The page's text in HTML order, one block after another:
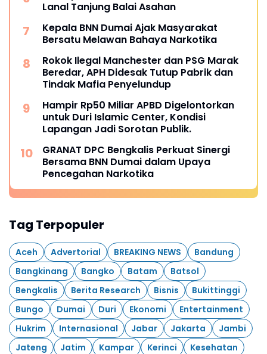
Lanal Tanjung Balai Asahan
Kepala BNN Dumai Ajak Masyarakat
Bersatu Melawan Bahaya Narkotika
Rokok Ilegal Manchester dan PSG Marak
Beredar, APH Didesak Tutup Pabrik dan
Tindak Mafia Penyelundup
Hampir Rp50 Miliar APBD Digelontorkan
untuk Duri Islamic Center, Kondisi
Lapangan Jadi Sorotan Publik.
GRANAT DPC Bengkalis Perkuat Sinergi
Bersama BNN Dumai dalam Upaya
Pencegahan Narkotika
Tag Terpopuler
Aceh Advertorial BREAKING NEWS
Bandung
Bangkinang
Bangko Batam
Batsol
Bengkalis
Berita Research Bisnis
Bukittinggi
Bungo
Dumai Duri Ekonomi
Entertainment
Hukrim
Internasional Jabar Jakarta
Jambi
Jateng
Jatim Kampar Kerinci
Kesehatan